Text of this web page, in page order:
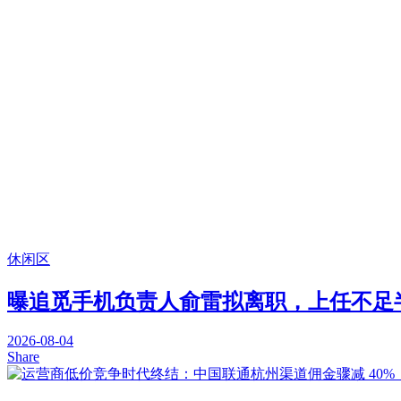
休闲区
曝追觅手机负责人俞雷拟离职，上任不足
2026-08-04
Share